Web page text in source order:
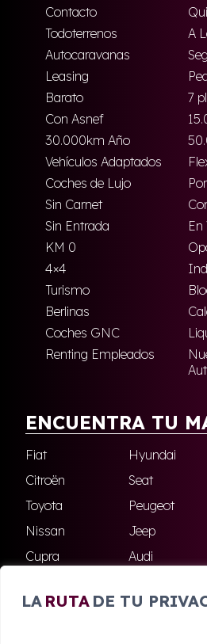
LA RUTA DE TU
Contacto
Todoterrenos
A
Autocaravanas
Leasing
Barato
7
Con Asnef
30.000km Año
Vehículos Adaptados
Coches de Lujo
Sin Carnet
Sin Entrada
En
KM 0
4×4
Turismo
Berlinas
Coches GNC
Renting Empleados
ENCUENTRA TU
Fiat Hyundai
Citroën
Seat
Toyota
Peugeot
Nissan
Jeep
Cupra
Audi
Skoda
Ford